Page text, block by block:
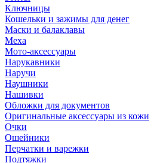
Ключницы
Кошельки и зажимы для денег
Маски и балаклавы
Меха
Мото-аксессуары
Нарукавники
Наручи
Наушники
Нашивки
Обложки для документов
Оригинальные аксессуары из кожи
Очки
Ошейники
Перчатки и варежки
Подтяжки